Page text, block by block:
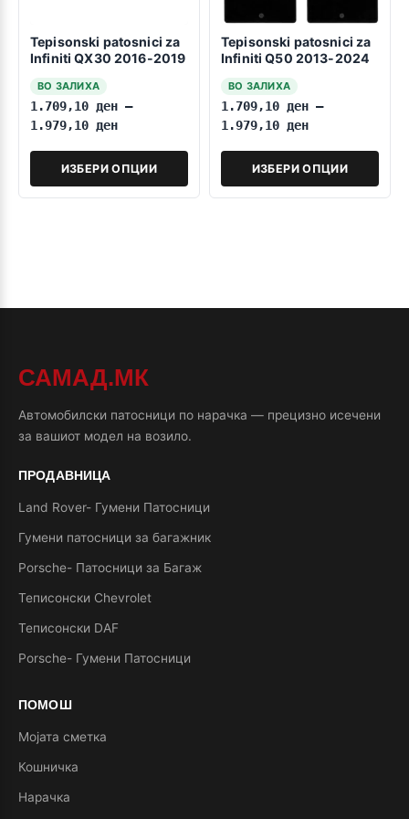
Tepisonski patosnici za
Infiniti QX30 2016-2019
ВО ЗАЛИХА
1.709,10 ден –
1.979,10 ден
ИЗБЕРИ ОПЦИИ
Tepisonski patosnici za
Infiniti Q50 2013-2024
ВО ЗАЛИХА
1.709,10 ден –
1.979,10 ден
ИЗБЕРИ ОПЦИИ
САМАД.МК
Автомобилски патосници по нарачка — прецизно исечени
за вашиот модел на возило.
ПРОДАВНИЦА
Land Rover- Гумени Патосници
Гумени патосници за багажник
Porsche- Патосници за Багаж
Теписонски Chevrolet
Теписонски DAF
Porsche- Гумени Патосници
ПОМОШ
Мојата сметка
Кошничка
Нарачка